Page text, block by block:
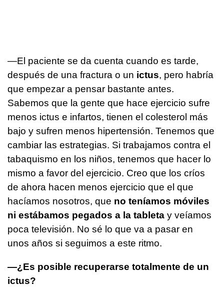
—El paciente se da cuenta cuando es tarde,
después de una fractura o un ictus, pero habría
que empezar a pensar bastante antes.
Sabemos que la gente que hace ejercicio sufre
menos ictus e infartos, tienen el colesterol más
bajo y sufren menos hipertensión. Tenemos que
cambiar las estrategias. Si trabajamos contra el
tabaquismo en los niños, tenemos que hacer lo
mismo a favor del ejercicio. Creo que los críos
de ahora hacen menos ejercicio que el que
hacíamos nosotros, que no teníamos móviles
ni estábamos pegados a la tableta y veíamos
poca televisión. No sé lo que va a pasar en
unos años si seguimos a este ritmo.
—¿Es posible recuperarse totalmente de un
ictus?